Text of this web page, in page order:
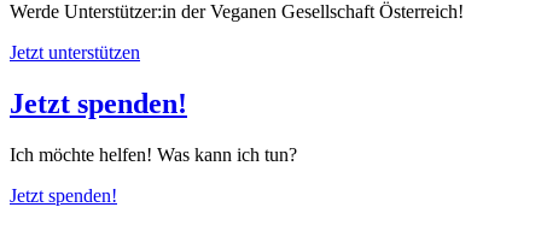
Werde Unterstützer:in der Veganen Gesellschaft Österreich!
Jetzt unterstützen
Jetzt spenden!
Ich möchte helfen! Was kann ich tun?
Jetzt spenden!